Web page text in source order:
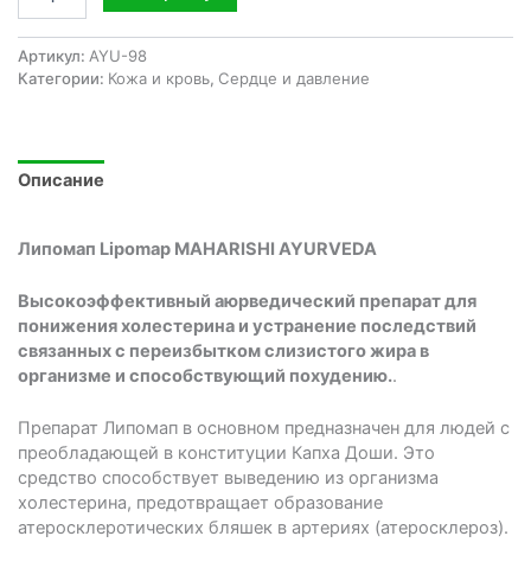
товара
Maharishi
40
Артикул: AYU-98
Категории: Кожа и кровь, Сердце и давление
Описание
Липомап Lipomap MAHARISHI AYURVEDA
Высокоэффективный аюрведический препарат для
понижения холестерина и устранение последствий
связанных с переизбытком слизистого жира в
организме и способствующий похудению..
Препарат Липомап в основном предназначен для людей с
преобладающей в конституции Капха Доши. Это
средство способствует выведению из организма
холестерина, предотвращает образование
атеросклеротических бляшек в артериях (атеросклероз).